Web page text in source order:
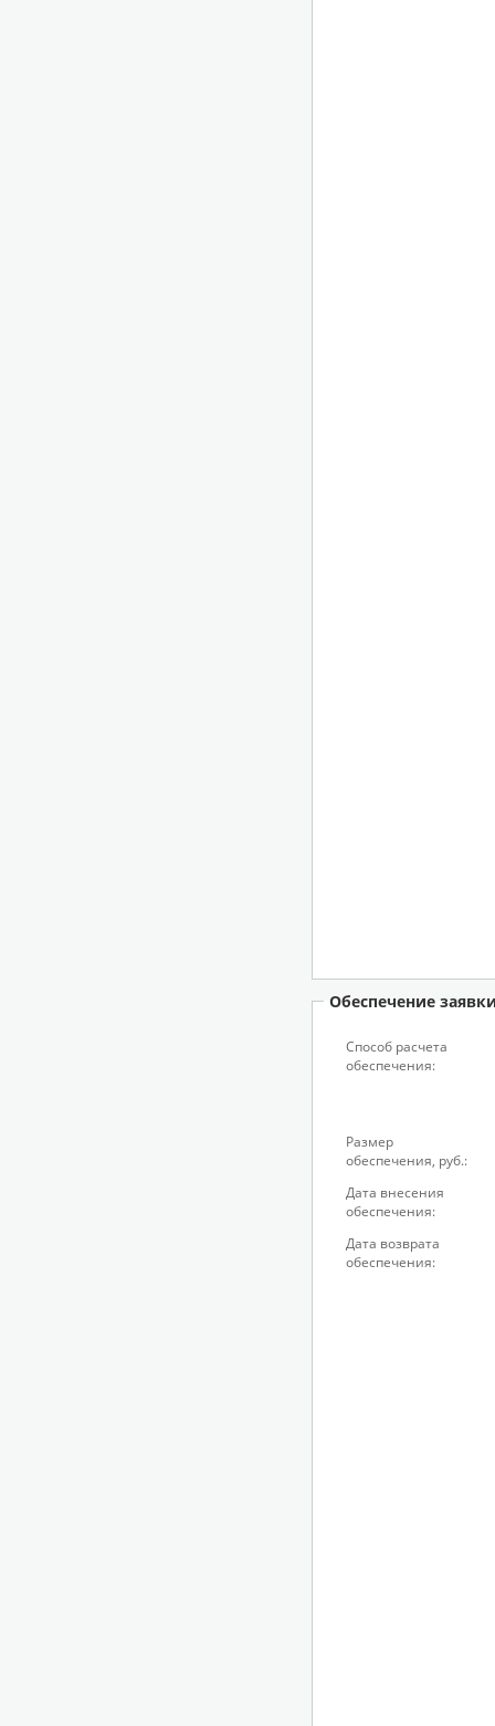
Обеспечение
Способ расчета
обеспечения:
Размер
обеспечения, руб.:
Дата внесения
обеспечения:
Дата возврата
обеспечения: